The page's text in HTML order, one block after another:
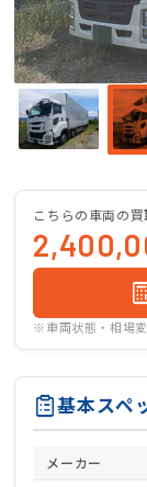
こちらの車両の
※車両状態・相場
基本スペ
メーカー